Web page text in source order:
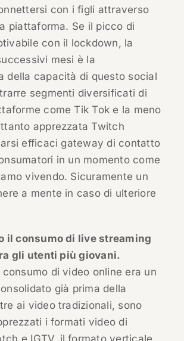
con i figli attraverso
piattaforma. Se il picco di
con il lockdown, la
mesi è la
della capacità di questo social
segmenti diversificati di
come Tik Tok e la meno
apprezzata Twitch
efficaci gateway di contatto
in un momento come
vivendo. Sicuramente un
a mente in caso di ulteriore
il consumo di live streaming
gli utenti più giovani.
consumo di video online era un
già prima della
ai video tradizionali, sono
i formati video di